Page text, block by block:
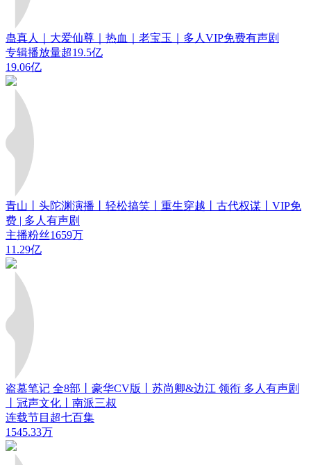
蛊真人｜大爱仙尊｜热血｜老宝玉｜多人VIP免费有声剧
专辑播放量超19.5亿
19.06亿
青山丨头陀渊演播丨轻松搞笑丨重生穿越丨古代权谋丨VIP免
费 | 多人有声剧
主播粉丝1659万
11.29亿
盗墓笔记 全8部丨豪华CV版丨苏尚卿&边江 领衔 多人有声剧
丨冠声文化丨南派三叔
连载节目超七百集
1545.33万